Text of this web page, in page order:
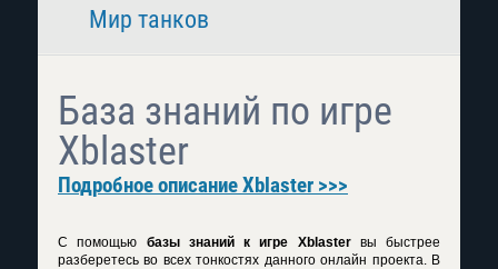
Мир танков
База знаний по игре
Xblaster
Подробное описание Xblaster >>>
С помощью базы знаний к игре Xblasterвы быстрее
разберетесь во всех тонкостях данного онлайн проекта. В